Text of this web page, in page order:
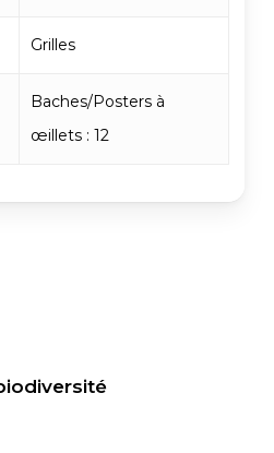
Grilles
Baches/Posters à
œillets : 12